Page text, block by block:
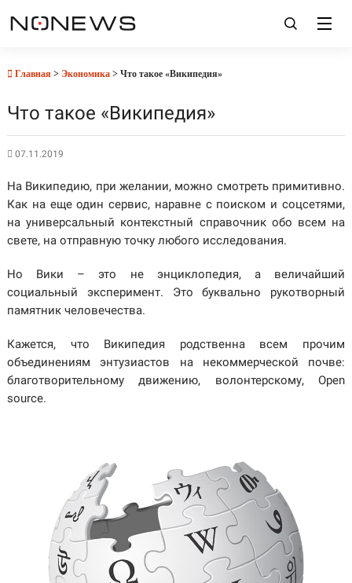
Главная > Экономика> Что такое «Википедия»
Что такое «Википедия»
07.11.2019
На Википедию, при желании, можно смотреть примитивно.
Как на еще один сервис, наравне с поиском и соцсетями,
на универсальный контекстный справочник обо всем на
свете, на отправную точку любого исследования.
Но Вики – это не энциклопедия, а величайший
социальный эксперимент. Это буквально рукотворный
памятник человечества.
Кажется, что Википедия родственна всем прочим
объединениям энтузиастов на некоммерческой почве:
благотворительному движению, волонтерскому, Open
source.